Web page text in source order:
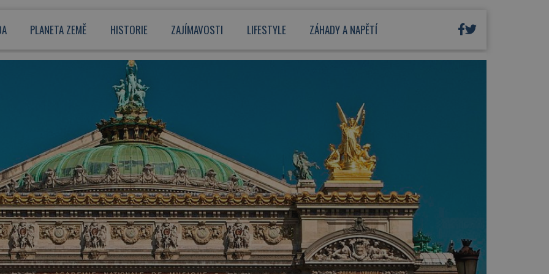
PLANETA ZEMĚ HISTORIE ZAJÍMAVOSTI LIFESTYLE ZÁHADY A NAPĚTÍ